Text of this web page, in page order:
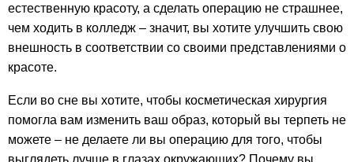
естественную красоту, а сделать операцию не страшнее,
чем ходить в колледж – значит, вы хотите улучшить свою
внешность в соответствии со своими представлениями о
красоте.
Если во сне вы хотите, чтобы косметическая хирургия
помогла вам изменить ваш образ, который вы терпеть не
можете – не делаете ли вы операцию для того, чтобы